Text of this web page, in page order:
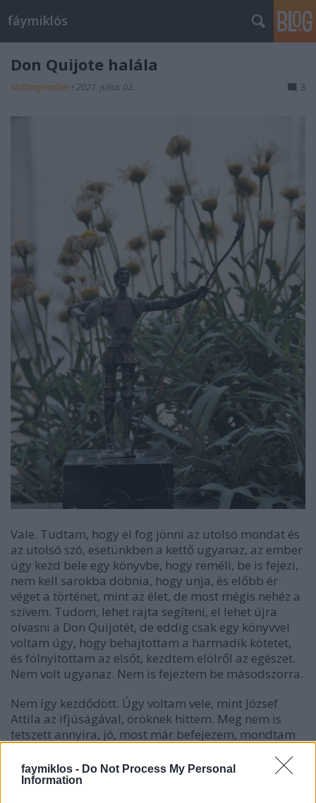
faymiklos - Do Not Process My Personal
Information
fáymiklós
Don Quijote halála
stolzingimalter • 2021. július 02. 3
Vale. Tudtam, hogy el fog jönni az utolsó mondat és
az utolsó szó, esetünkben a kettő ugyanaz, az ember
úgy kezd bele egy könyvbe, hogy reméli, be is fejezi,
nem kell sarokba dobnia, hogy unja, és előbb ér
véget a történet, mint az élet, de most mégis nehéz a
szívem. Tudom, lehet rajta segíteni, el lehet újra
olvasni a Don Quijotét, de eddig csak egy könyvvel
voltam úgy, hogy behajtottam a harmadik kötetet,
és fölnyitottam az elsőt, kezdtem elölről az egészet.
Nem volt ugyanaz. Nem is fejeztem be másodszorra.
Nem így kezdődött. Úgy voltam vele, mint József
Attila az ifjúságával, öröknek hittem. Meg nem is
tetszett annyira, jó, most már befejezem, mondtam
fogadó, stb, jó ez, jó, de azért látszik az időközben
eltelt négyszáz év. Aztán minden egyre jobb lett,